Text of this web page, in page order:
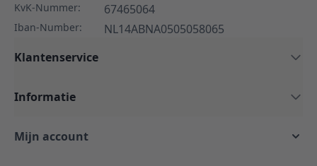
KvK-Nummer: 67465064
Iban-Number:
NL14ABNA0505058065
Klantenservice
Informatie
Mijn account